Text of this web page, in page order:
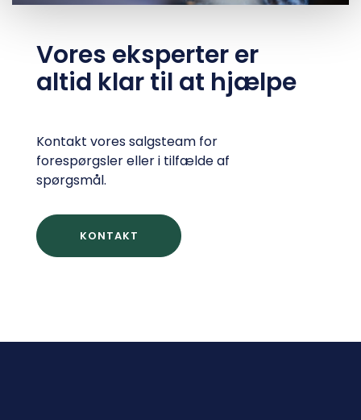
Vores eksperter er
altid klar til at hjælpe
Kontakt vores salgsteam for
forespørgsler eller i tilfælde af
spørgsmål.
KONTAKT